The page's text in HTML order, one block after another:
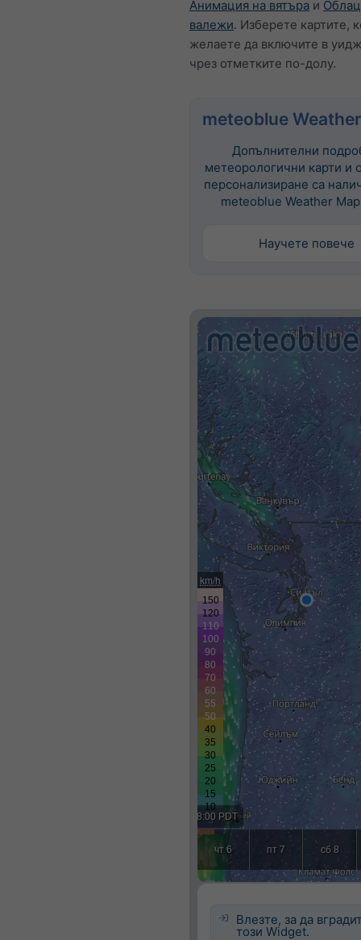
Анимация на вятъра и
валежи. Изберете картите,
желаете да включите в
чрез отметките по-долу.
meteoblue
Допълнителни
метеорологични карти и
персонализиране са
meteoblue Weather
Научете повече
Влезте, за да
този Widget.